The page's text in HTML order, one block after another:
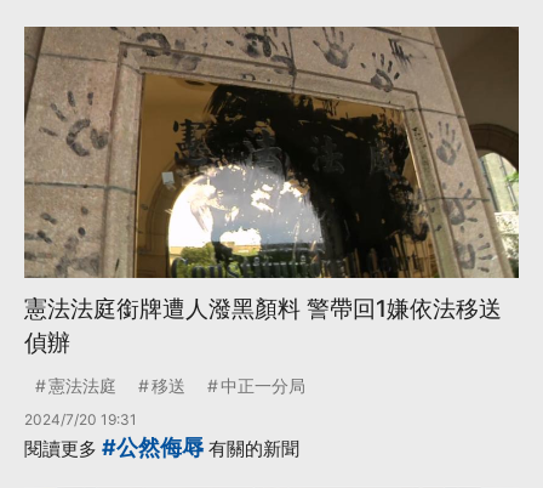
憲法法庭銜牌遭人潑黑顏料 警帶回1嫌依法移送
偵辦
憲法法庭 移送 中正一分局
2024/7/20 19:31
閱讀更多 #公然侮辱 有關的新聞